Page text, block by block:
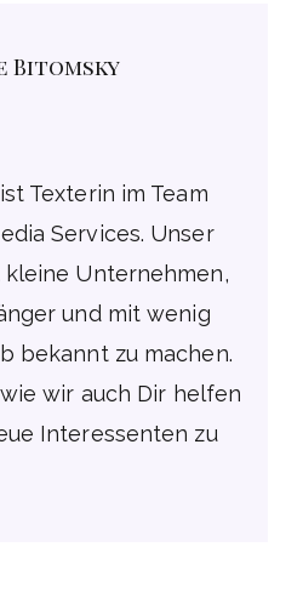
Bitomsky
Texterin im Team
Services. Unser
Unternehmen,
und mit wenig
bekannt zu machen.
wir auch Dir helfen
Interessenten zu